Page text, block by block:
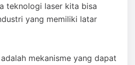
teknologi laser kita bisa
yang memiliki latar
mekanisme yang dapat